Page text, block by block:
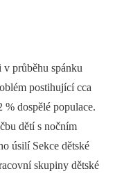
průběhu spánku
postihující cca
dospělé populace.
dětí s nočním
úsilí Sekce dětské
skupiny dětské